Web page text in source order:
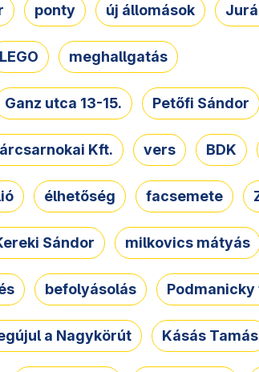
ponty új állomások
LEGO meghallgatás
Ganz utca 13-15. Petőfi Sándor
Kft. vers BDK
élhetőség facsemete
Sándor milkovics mátyás
befolyásolás Podmanicky
a Nagykörút Kásás Tamás